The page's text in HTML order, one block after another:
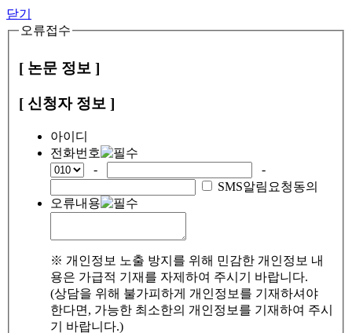
닫기
오류접수
[ 논문 정보 ]
[ 신청자 정보 ]
아이디
전화번호
-
-
SMS알림요청동의
오류내용
※ 개인정보 노출 방지를 위해 민감한 개인정보 내
용은 가급적 기재를 자제하여 주시기 바랍니다.
(상담을 위해 불가피하게 개인정보를 기재하셔야
한다면, 가능한 최소한의 개인정보를 기재하여 주시
기 바랍니다.)